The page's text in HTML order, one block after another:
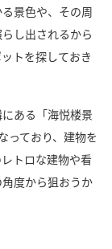
景色や、その周
し出されるから
トを探しておき
ある「海悦楼景
っており、建物を
トロな建物や看
度から狙おうか